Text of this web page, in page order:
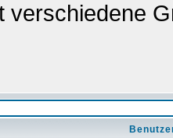
verschiedene